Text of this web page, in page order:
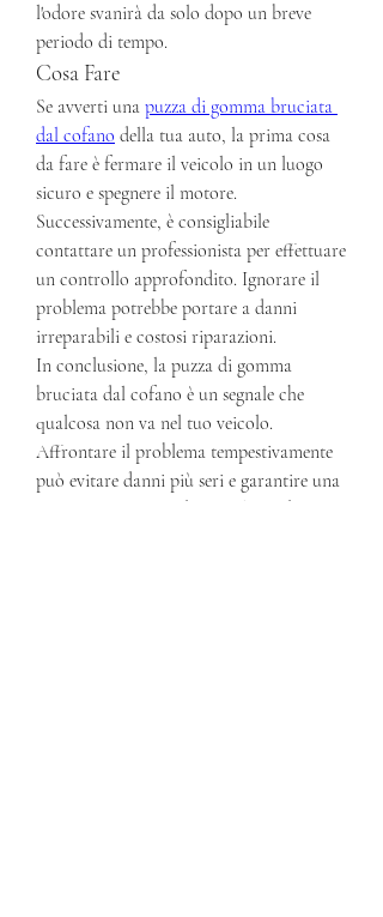
l'odore svanirà da solo dopo un breve
periodo di tempo.
Cosa Fare
Se avverti una puzza di gomma bruciata
dal cofano della tua auto, la prima cosa
da fare è fermare il veicolo in un luogo
sicuro e spegnere il motore.
Successivamente, è consigliabile
contattare un professionista per effettuare
un controllo approfondito. Ignorare il
problema potrebbe portare a danni
irreparabili e costosi riparazioni.
In conclusione, la puzza di gomma
bruciata dal cofano è un segnale che
qualcosa non va nel tuo veicolo.
Affrontare il problema tempestivamente
può evitare danni più seri e garantire una